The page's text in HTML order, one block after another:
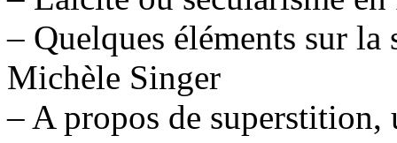
– Quelques éléments sur
Michèle Singer
– A propos de